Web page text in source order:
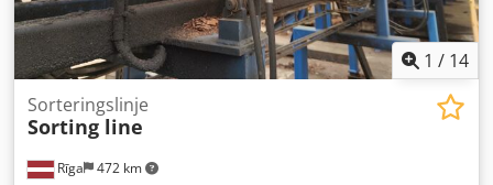
1 / 14
Rīga 472 km
Sorteringslinje
Sorting line